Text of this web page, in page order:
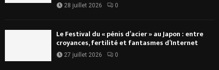
28 juillet 2026 0
Le Festival du « pénis d’acier » au Japon : entre
croyances, fertilité et fantasmes d’Internet
27 juillet 2026 0